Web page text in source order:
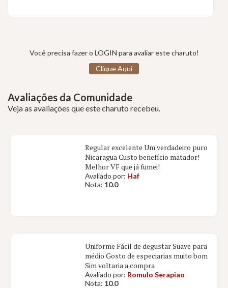
Você precisa fazer o LOGIN para avaliar este charuto!
Clique Aqui
Avaliações da Comunidade
Veja as avaliações que este charuto recebeu.
Regular excelente Um verdadeiro puro
Nicaragua Custo benefício matador!
Melhor VF que já fumei!
Avaliado por: Haf
Nota: 10.0
Uniforme Fácil de degustar Suave para
médio Gosto de especiarias muito bom
Sim voltaria a compra
Avaliado por: Romulo Serapiao
Nota: 10.0